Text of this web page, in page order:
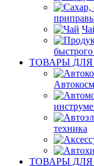
ТОВАРЫ
техника
ТОВАРЫ